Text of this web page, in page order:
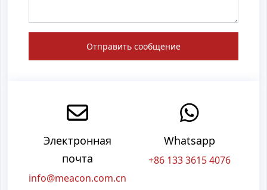
Отправить сообщение
Электронная
почта
info@meacon.com.cn
Whatsapp
+86 133 3615 4076